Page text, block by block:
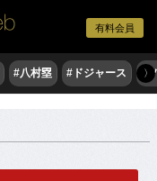
有料会員
#八村塁 #ドジャース #
〉